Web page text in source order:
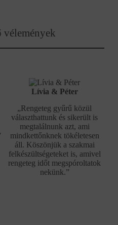
vélemények
Lívia & Péter
„Rengeteg gyűrű közül
választhattunk és sikerült is
megtalálnunk azt, ami
mindkettőnknek tökéletesen
áll. Köszönjük a szakmai
felkészültségeteket is, amivel
rengeteg időt megspóroltatok
nekünk.”